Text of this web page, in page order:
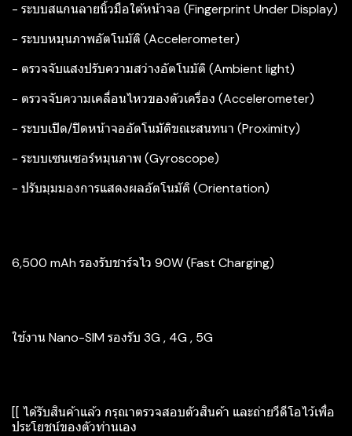
- ระบบสแกนลายนิ้วมือใต้หน้าจอ (Fingerprint Under Display)
- ระบบหมุนภาพอัตโนมัติ (Accelerometer)
- ตรวจจับแสงปรับความสว่างอัตโนมัติ (Ambient light)
- ตรวจจับความเคลื่อนไหวของตัวเครื่อง (Accelerometer)
- ระบบเปิด/ปิดหน้าจออัตโนมัติขณะสนทนา (Proximity)
- ระบบเซนเซอร์หมุนภาพ (Gyroscope)
- ปรับมุมมองการแสดงผลอัตโนมัติ (Orientation)
6,500 mAh รองรับชาร์จไว 90W (Fast Charging)
ใช้งาน Nano-SIM รองรับ 3G , 4G , 5G
[[ ได้รับสินค้าแล้ว กรุณาตรวจสอบตัวสินค้า และถ่ายวีดีโอไว้เพื่อ
ประโยชน์ของตัวท่านเอง